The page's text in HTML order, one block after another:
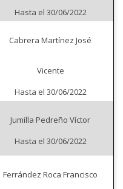
Hasta el 30/06/2022
Cabrera Martínez José
Vicente
Hasta el 30/06/2022
Jumilla Pedreño Víctor
Hasta el 30/06/2022
Ferrández Roca Francisco